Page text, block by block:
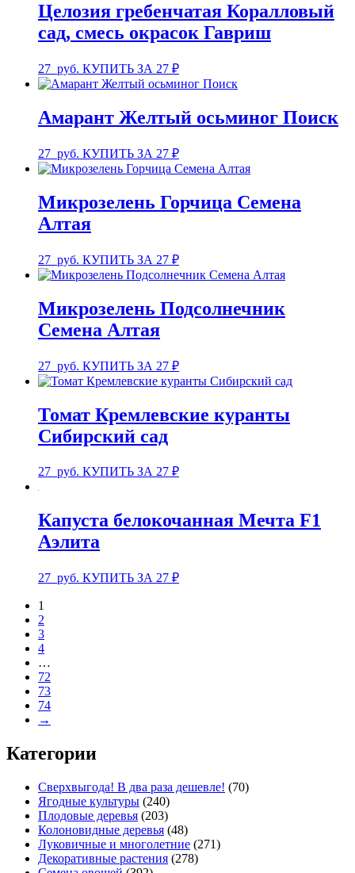
Целозия гребенчатая Коралловый
сад, смесь окрасок Гавриш
27 руб. КУПИТЬ ЗА 27 ₽
Амарант Желтый осьминог Поиск
27 руб. КУПИТЬ ЗА 27 ₽
Микрозелень Горчица Семена
Алтая
27 руб. КУПИТЬ ЗА 27 ₽
Микрозелень Подсолнечник
Семена Алтая
27 руб. КУПИТЬ ЗА 27 ₽
Томат Кремлевские куранты
Сибирский сад
27 руб. КУПИТЬ ЗА 27 ₽
Капуста белокочанная Мечта F1
Аэлита
27 руб. КУПИТЬ ЗА 27 ₽
1
2
3
4
…
72
73
74
→
Категории
Сверхвыгода! В два раза дешевле! (70)
Ягодные культуры (240)
Плодовые деревья (203)
Колоновидные деревья (48)
Луковичные и многолетние (271)
Декоративные растения (278)